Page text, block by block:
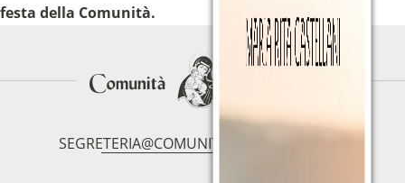
festa della Comunità.
SEGRETERIA@COMUNITAMAGNIFICAT.ORG
bancario
IT49S0200803039000102071988